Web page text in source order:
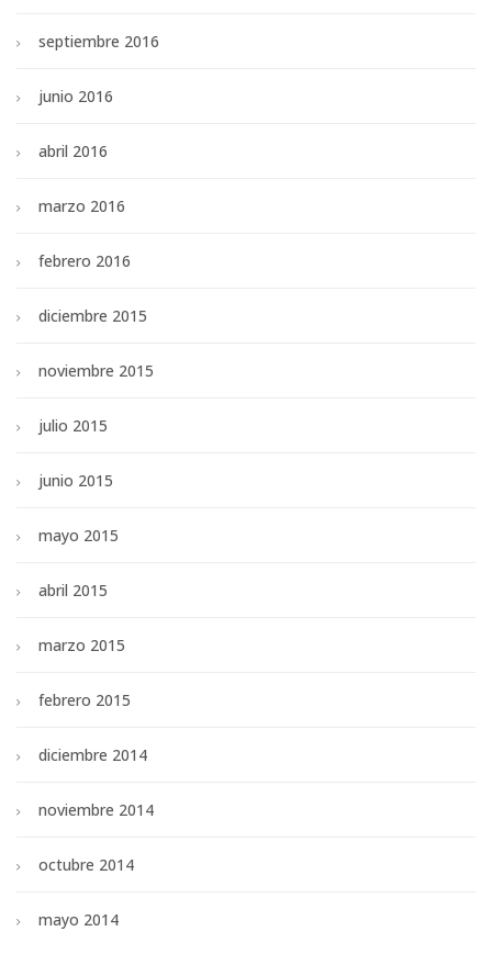
septiembre 2016
junio 2016
abril 2016
marzo 2016
febrero 2016
diciembre 2015
noviembre 2015
julio 2015
junio 2015
mayo 2015
abril 2015
marzo 2015
febrero 2015
diciembre 2014
noviembre 2014
octubre 2014
mayo 2014